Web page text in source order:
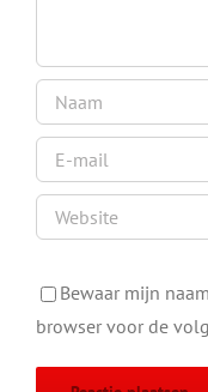
Bewaar mijn
browser voor de